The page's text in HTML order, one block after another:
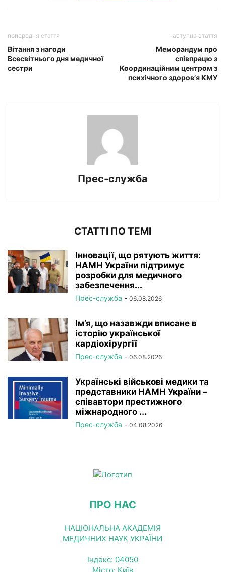
попередня стаття
Вітання з нагоди
Всесвітнього дня медичної
сестри
наступна стаття
Меморандум про
співпрацю з
Координаційним центром з
психічного здоров’я КМУ
Прес-служба
СТАТТІ ПО ТЕМІ
Інновації, що рятують життя:
НАМН України підтримує
розробки для медичного
забезпечення...
Прес-служба - 06.08.2026
Ім’я, що назавжди вписане в
історію української
кардіохірургії
Прес-служба - 06.08.2026
Українські військові медики та
представники НАМН України –
співавтори престижного
міжнародного ...
Прес-служба - 04.08.2026
ПРО НАС
НАЦІОНАЛЬНА АКАДЕМІЯ
МЕДИЧНИХ НАУК УКРАЇНИ
Індекс: 04050